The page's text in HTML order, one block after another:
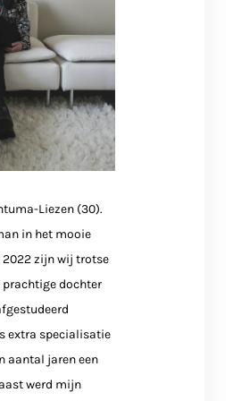
Liezen (30).
in het mooie
2022 zijn wij trotse
prachtige dochter
extra specialisatie
aantal jaren een
werd mijn